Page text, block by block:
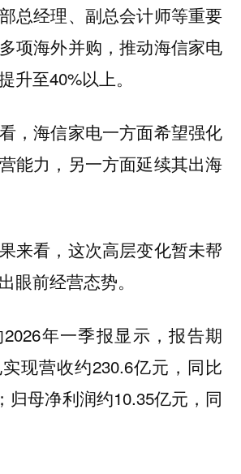
总经理、副总会计师等重要
项海外并购，推动海信家电
升至40%以上。
，海信家电一方面希望强化
能力，另一方面延续其出海
来看，这次高层变化暂未帮
眼前经营态势。
年一季报显示，报告期
现营收约230.6亿元，同比
归母净利润约10.35亿元，同